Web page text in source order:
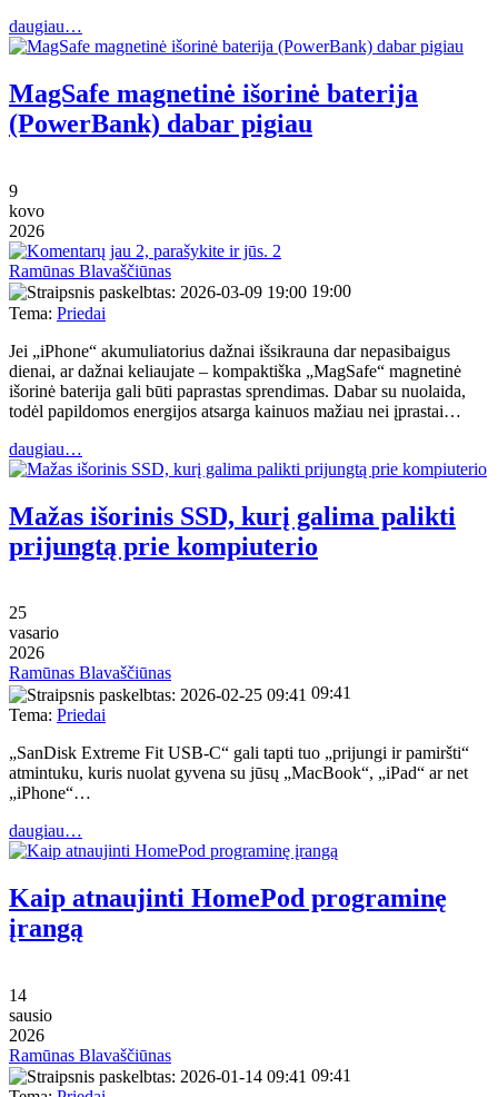
daugiau…
MagSafe magnetinė išorinė baterija
(PowerBank) dabar pigiau
9
kovo
2026
2
Ramūnas Blavaščiūnas
19:00
Tema: Priedai
Jei „iPhone“ akumuliatorius dažnai išsikrauna dar nepasibaigus
dienai, ar dažnai keliaujate – kompaktiška „MagSafe“ magnetinė
išorinė baterija gali būti paprastas sprendimas. Dabar su nuolaida,
todėl papildomos energijos atsarga kainuos mažiau nei įprastai…
daugiau…
Mažas išorinis SSD, kurį galima palikti
prijungtą prie kompiuterio
25
vasario
2026
Ramūnas Blavaščiūnas
09:41
Tema: Priedai
„SanDisk Extreme Fit USB-C“ gali tapti tuo „prijungi ir pamiršti“
atmintuku, kuris nuolat gyvena su jūsų „MacBook“, „iPad“ ar net
„iPhone“…
daugiau…
Kaip atnaujinti HomePod programinę
įrangą
14
sausio
2026
Ramūnas Blavaščiūnas
09:41